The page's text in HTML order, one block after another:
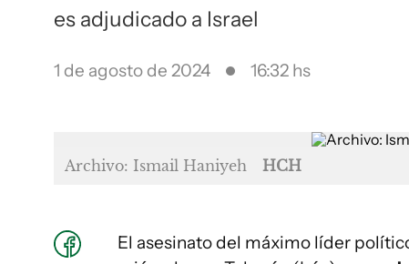
es adjudicado a Israel
1 de agosto de 2024 16:32 hs
Archivo: Ismail Haniyeh HCH
El asesinato del máximo líder